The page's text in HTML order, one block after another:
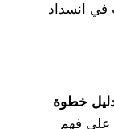
في انسداد
خطوة
على فهم